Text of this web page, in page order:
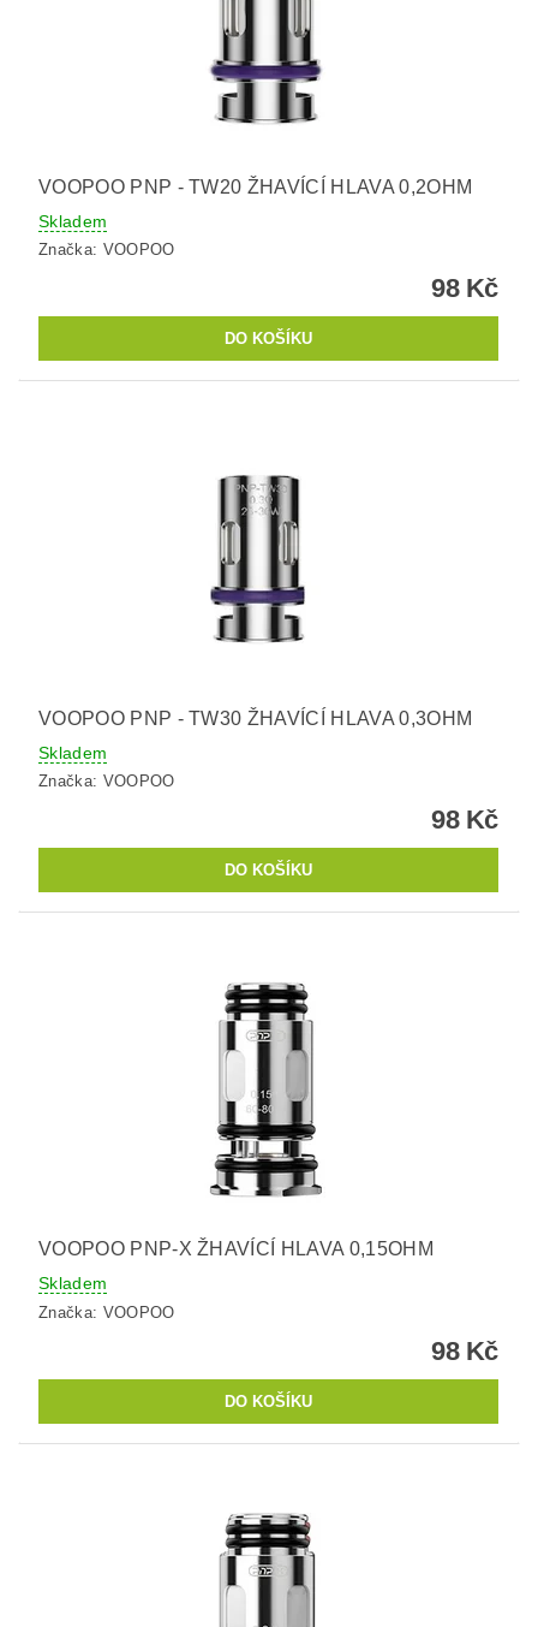
VOOPOO PNP - TW20 ŽHAVÍCÍ HLAVA 0,2OHM
Skladem
Značka: VOOPOO
98 Kč
VOOPOO PNP - TW30 ŽHAVÍCÍ HLAVA 0,3OHM
Skladem
Značka: VOOPOO
98 Kč
VOOPOO PNP-X ŽHAVÍCÍ HLAVA 0,15OHM
Skladem
Značka: VOOPOO
98 Kč